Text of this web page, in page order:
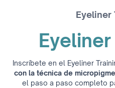
Eyeliner
Eyeliner
Inscríbete en el Eyeliner
con la técnica de
el paso a paso completo